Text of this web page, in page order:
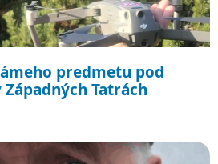
predmetu pod
Tatrách